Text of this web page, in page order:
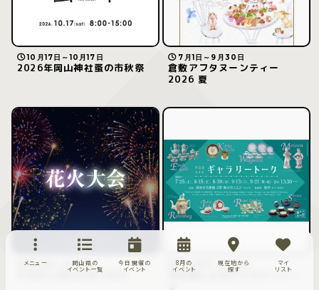
10月17日～10月17日
2026年岡山神社蚤の市秋祭
7月1日～9月30日
倉敷アフタヌーンティー
2026 夏
8月15日～8月15日
ひるぜん花火大会 2026
7月25日～9月21日
学芸員によるギャラリートー
メニュー
岡山県の
イベント一覧
今日開催の
イベント
8月の
イベント
現在地から
探す
マイ
リスト